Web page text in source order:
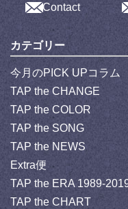
Contact
カテゴリー
今月のPICK UPコラム
TAP the CHANGE
TAP the COLOR
TAP the SONG
TAP the NEWS
Extra便
TAP the ERA 1989-
TAP the CHART